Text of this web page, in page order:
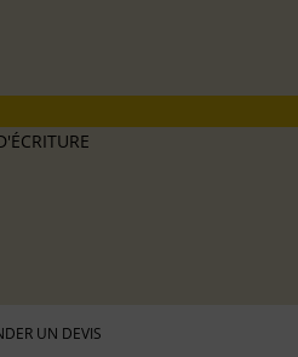
UN DEVIS